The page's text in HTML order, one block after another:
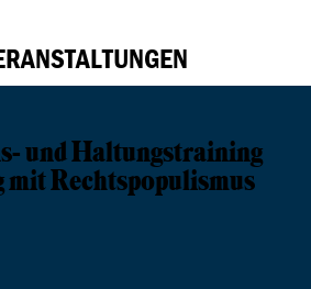
und Haltungstraining
mit Rechtspopulismus